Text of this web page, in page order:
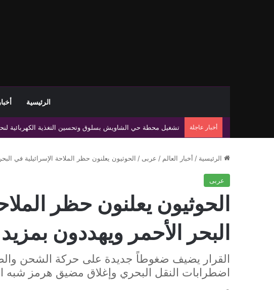
الرئيسية
أخبار عاجلة اشتباكات صرمان تكشف غياب الدولة وتفاقم نفوذ التشكيلات
الرئيسية / أخبار العالم / عربى / الحوثيون يعلنون حظر الملاحة الإسرائيلية في
عربى
الحوثيون يعلنون حظر
البحر الأحمر ويهددون
القرار يضيف ضغوطاً جديدة على حركة الشحن
اضطرابات النقل البحري وإغلاق مضيق هرمز شبه